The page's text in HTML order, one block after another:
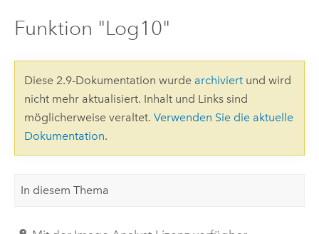
Funktion "Log10"
Diese 2.9-Dokumentation wurde archiviertund wird
nicht mehr aktualisiert. Inhalt und Links sind
möglicherweise veraltet. Verwenden Sie die aktuelle
Dokumentation.
In diesem Thema